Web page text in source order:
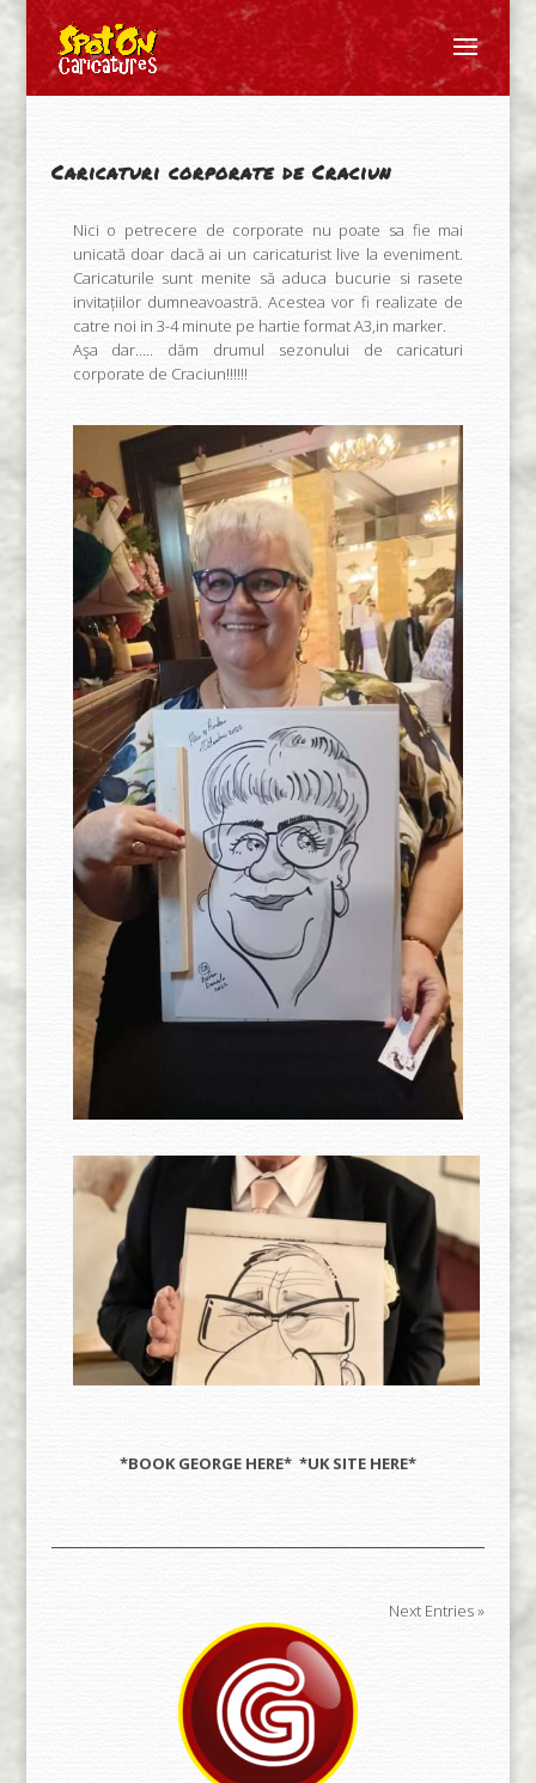
Caricaturi corporate de Craciun
Nici o petrecere de corporate nu poate sa fie mai
unicată doar dacă ai un caricaturist live la eveniment.
Caricaturile sunt menite să aduca bucurie si rasete
invitațiilor dumneavoastră. Acestea vor fi realizate de
catre noi in 3-4 minute pe hartie format A3,in marker.
Aşa dar….. dăm drumul sezonului de caricaturi
corporate de Craciun!!!!!!
*BOOK GEORGE HERE* *UK SITE HERE*
Next Entries »